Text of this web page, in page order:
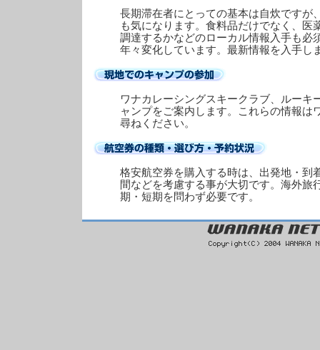
長期滞在者にとっての基本は自炊ですが
も気になります。食料品だけでなく、医
調達するかなどのローカル情報入手も必
年々変化しています。最新情報を入手し
ワナカレーシングスキークラブ、ルーキ
ャンプをご案内します。これらの情報は
尋ねください。
格安航空券を購入する時は、出発地・到
間などを考慮する事が大切です。海外旅
期・短期を問わず必要です。